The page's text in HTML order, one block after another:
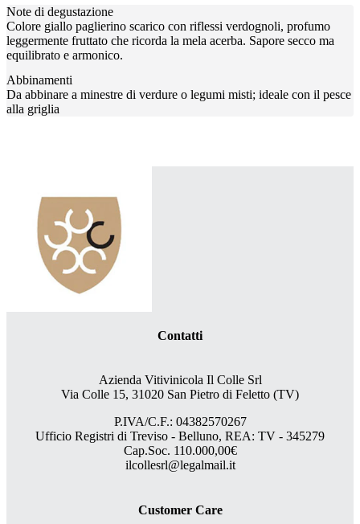
Note di degustazione
Colore giallo paglierino scarico con riflessi verdognoli, profumo
leggermente fruttato che ricorda la mela acerba. Sapore secco ma
equilibrato e armonico.
Abbinamenti
Da abbinare a minestre di verdure o legumi misti; ideale con il pesce
alla griglia
Contatti
Azienda Vitivinicola Il Colle Srl
Via Colle 15, 31020 San Pietro di Feletto (TV)
P.IVA/C.F.: 04382570267
Ufficio Registri di Treviso - Belluno, REA: TV - 345279
Cap.Soc. 110.000,00€
ilcollesrl@legalmail.it
Customer Care